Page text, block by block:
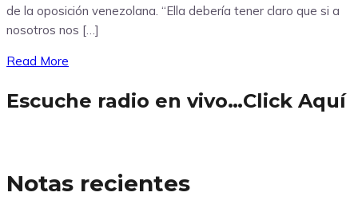
de la oposición venezolana. “Ella debería tener claro que si a
nosotros nos […]
Read More
Escuche radio en vivo…Click Aquí
Notas recientes